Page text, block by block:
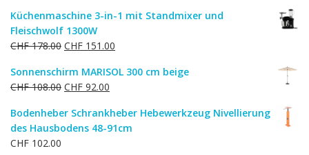
war:
CHF 1,367.00
ist:
Küchenmaschine 3-in-1 mit Standmixer und
Fleischwolf 1300W
CHF178.00 Ursprünglicher
war:
CHF 178.00
CHF 151.00
ist:
Sonnenschirm MARISOL 300 cm beige
CHF108.00 Ursprünglicher
war:
CHF 108.00
CHF 92.00
ist:
CHF 92.00.
Bodenheber Schrankheber Hebewerkzeug Nivellierung
des Hausbodens 48-91cm
CHF 102.00